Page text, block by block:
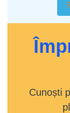
Cunoști